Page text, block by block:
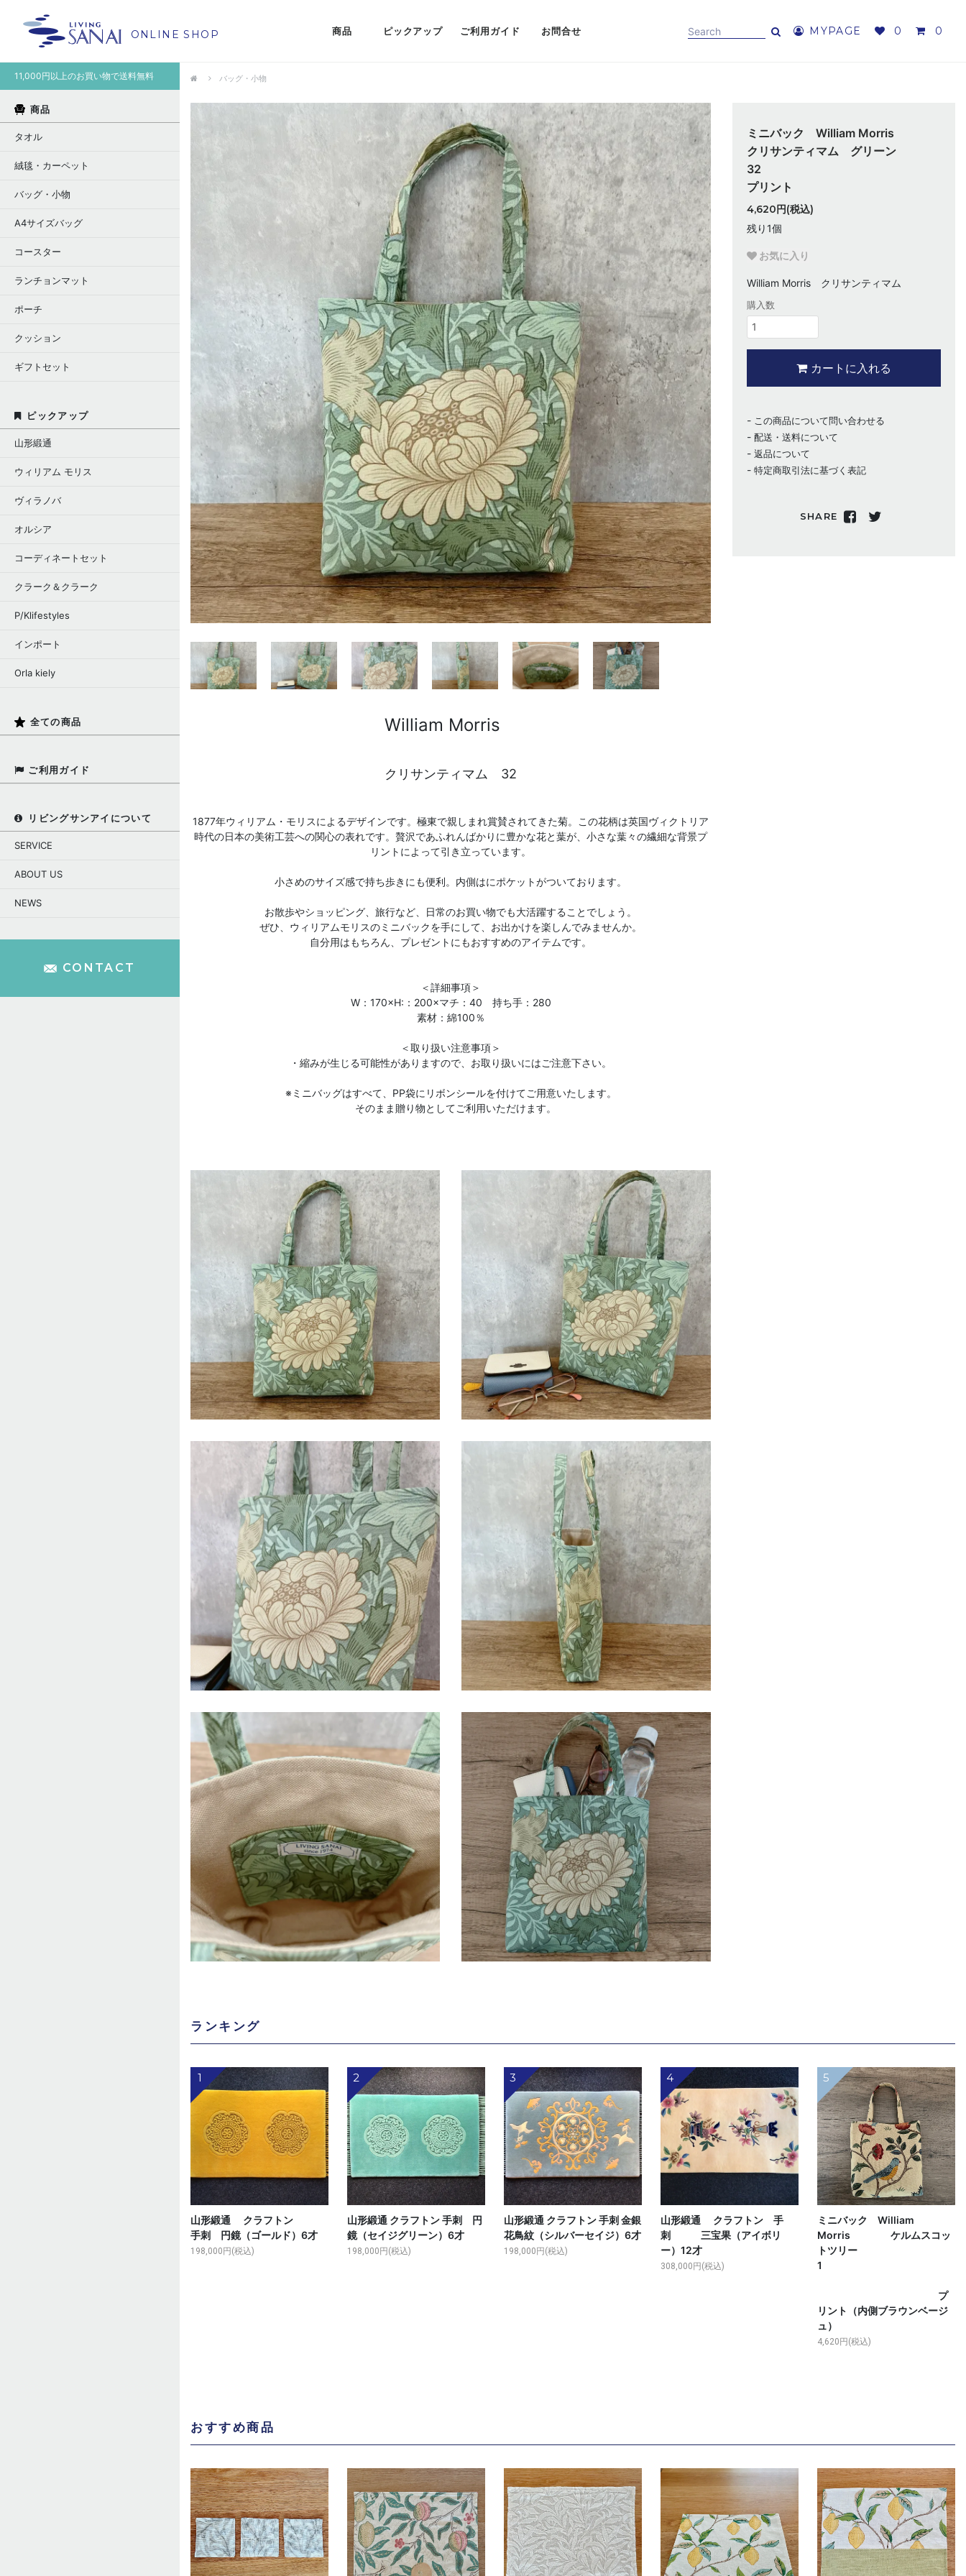
ONLINE SHOP 商品 ピックアップ ご利用ガイド お問合せ MYPAGE 0 0
11,000円以上のお買い物で送料無料
商品
タオル
絨毯・カーペット
バッグ・小物
A4サイズバッグ
コースター
ランチョンマット
ポーチ
クッション
ギフトセット
ピックアップ
山形緞通
ウィリアム モリス
ヴィラノバ
オルシア
コーディネートセット
クラーク＆クラーク
P/Klifestyles
インポート
Orla kiely
全ての商品
ご利用ガイド
リビングサンアイについて
SERVICE
ABOUT US
NEWS
CONTACT
バッグ・小物
William Morris
クリサンティマム 32
1877年ウィリアム・モリスによるデザインです。極東で親しまれ賞賛されてきた菊。この花柄は英国ヴィクトリア
時代の日本の美術工芸への関心の表れです。贅沢であふれんばかりに豊かな花と葉が、小さな葉々の繊細な背景プ
リントによって引き立っています。
小さめのサイズ感で持ち歩きにも便利。内側はにポケットがついております。
お散歩やショッピング、旅行など、日常のお買い物でも大活躍することでしょう。
ぜひ、ウィリアムモリスのミニバックを手にして、お出かけを楽しんでみませんか。
自分用はもちろん、プレゼントにもおすすめのアイテムです。
＜詳細事項＞
W：170×H:：200×マチ：40 持ち手：280
素材：綿100％
＜取り扱い注意事項＞
・縮みが生じる可能性がありますので、お取り扱いにはご注意下さい。
※ミニバッグはすべて、PP袋にリボンシールを付けてご用意いたします。
そのまま贈り物としてご利用いただけます。
ミニバック William Morris
クリサンティマム グリーン
プリント
4,620円(税込)
残り1個
お気に入り
William Morris クリサンティマム
購入数
カートに入れる
この商品について問い合わせる
配送・送料について
返品について
特定商取引法に基づく表記
SHARE
ランキング
1
山形緞通 クラフトン
手刺 円鏡（ゴールド）6才
198,000円(税込)
2
山形緞通 クラフトン 手刺 円
鏡（セイジグリーン）6才
198,000円(税込)
3
山形緞通 クラフトン 手刺 金銀
花鳥紋（シルバーセイジ）6才
198,000円(税込)
4
山形緞通 クラフトン 手
刺 三宝果（アイボリ
ー）12才
308,000円(税込)
5
ミニバック William
Morris ケルムスコッ
トツリー
1
プ
リント（内側ブラウンベージ
ュ）
4,620円(税込)
おすすめ商品